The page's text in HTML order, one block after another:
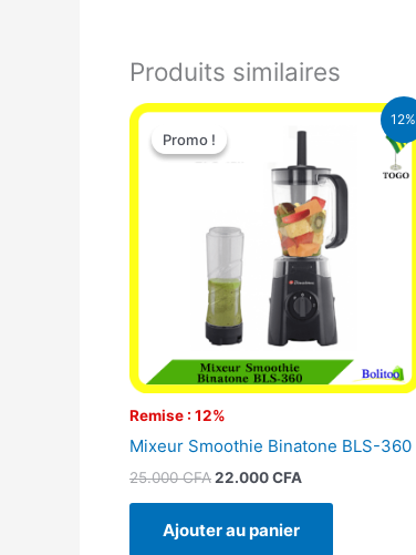
Produits similaires
12%
Promo !
Remise : 12%
Promo !
Mixeur Smoothie Binatone BLS-360
25.000CFA
Le
initial
25.000 CFA.
22.000CFA
Le
prix
est :
22.000 CFA.
Ajouter au panier